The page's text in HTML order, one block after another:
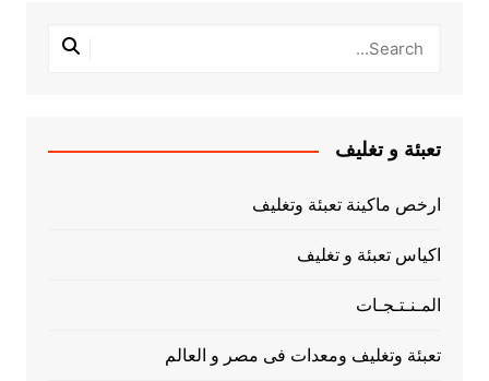
تعبئة و تغليف
ارخص ماكينة تعبئة وتغليف
اكياس تعبئة و تغليف
المـنـتـجـات
تعبئة وتغليف ومعدات فى مصر و العالم